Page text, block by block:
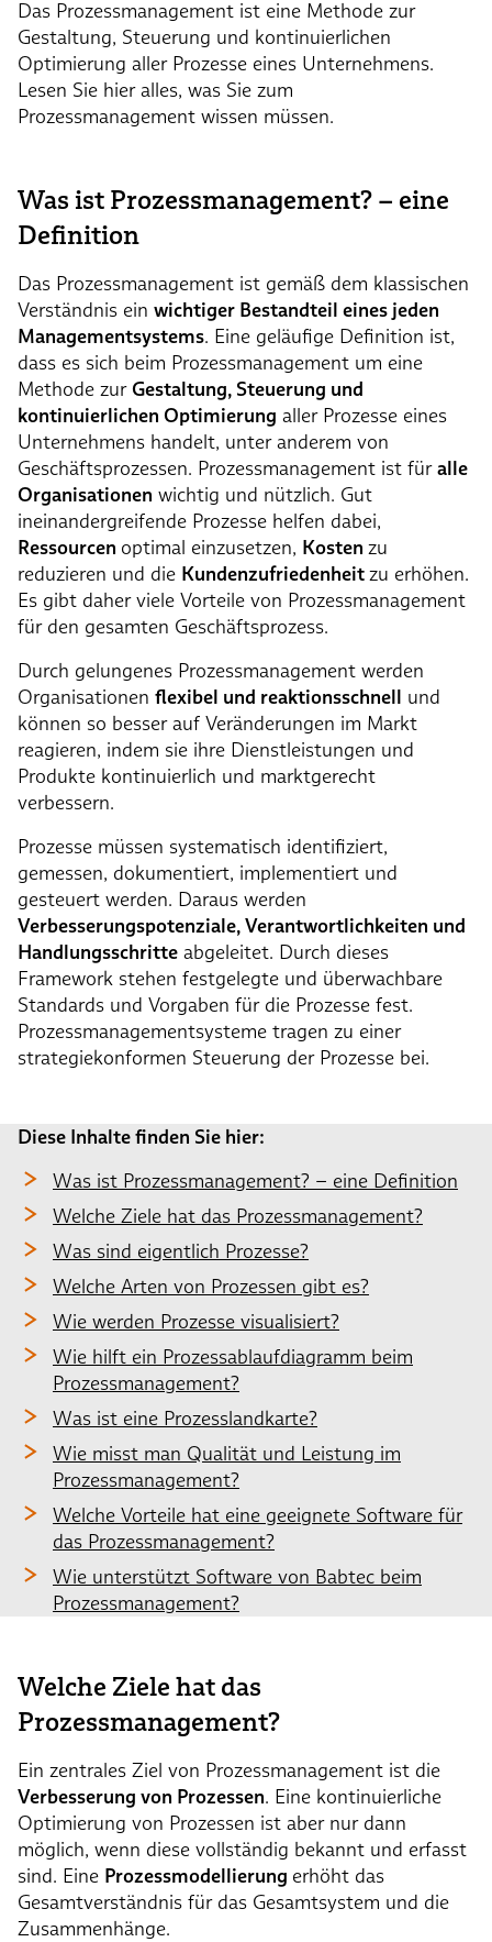
Das Prozessmanagement ist eine Methode zur
Gestaltung, Steuerung und kontinuierlichen
Optimierung aller Prozesse eines Unternehmens.
Lesen Sie hier alles, was Sie zum
Prozessmanagement wissen müssen.
Was ist Prozessmanagement? – eine
Definition
Das Prozessmanagement ist gemäß dem klassischen
Verständnis ein wichtiger Bestandteil eines jeden
Managementsystems. Eine geläufige Definition ist,
dass es sich beim Prozessmanagement um eine
Methode zurGestaltung, Steuerung und
kontinuierlichen Optimierung aller Prozesse eines
Unternehmens handelt, unter anderem von
Geschäftsprozessen. Prozessmanagement ist füralle
Organisationen wichtig und nützlich. Gut
ineinandergreifende Prozesse helfen dabei,
Ressourcen optimal einzusetzen, Kosten zu
reduzieren und die Kundenzufriedenheitzu erhöhen.
Es gibt daher viele Vorteile von Prozessmanagement
für den gesamten Geschäftsprozess.
Durch gelungenes Prozessmanagement werden
Organisationen flexibel und reaktionsschnell und
können so besser auf Veränderungen im Markt
reagieren, indem sie ihre Dienstleistungen und
Produkte kontinuierlich und marktgerecht
verbessern.
Prozesse müssen systematisch identifiziert,
gemessen, dokumentiert, implementiert und
gesteuert werden. Daraus werden
Verbesserungspotenziale, Verantwortlichkeiten und
Handlungsschritte abgeleitet. Durch dieses
Framework stehen festgelegte und überwachbare
Standards und Vorgaben für die Prozesse fest.
Prozessmanagementsysteme tragen zu einer
strategiekonformen Steuerung der Prozesse bei.
Diese Inhalte finden Sie hier:
Was ist Prozessmanagement? – eine Definition
Welche Ziele hat das Prozessmanagement?
Was sind eigentlich Prozesse?
Welche Arten von Prozessen gibt es?
Wie werden Prozesse visualisiert?
Wie hilft ein Prozessablaufdiagramm beim
Prozessmanagement?
Was ist eine Prozesslandkarte?
Wie misst man Qualität und Leistung im
Prozessmanagement?
Welche Vorteile hat eine geeignete Software für
das Prozessmanagement?
Wie unterstützt Software von Babtec beim
Prozessmanagement?
Welche Ziele hat das
Prozessmanagement?
Ein zentrales Ziel von Prozessmanagement ist die
Verbesserung von Prozessen. Eine kontinuierliche
Optimierung von Prozessen ist aber nur dann
möglich, wenn diese vollständig bekannt und erfasst
sind. Eine Prozessmodellierung erhöht das
Gesamtverständnis für das Gesamtsystem und die
Zusammenhänge.